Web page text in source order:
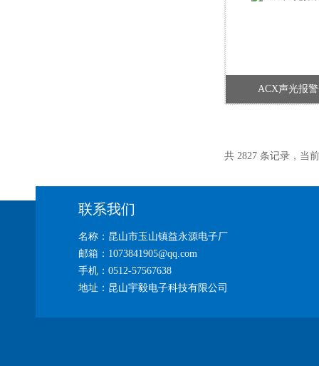
ACX声光报
共 2827 条记录，当
联系我们
名称：昆山市玉山镇益永源电子厂
邮箱：1073841905@qq.com
手机：0512-57567638
地址：昆山宇毅电子科技有限公司